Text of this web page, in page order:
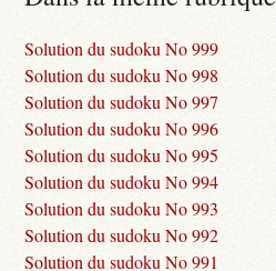
Solution du sudoku No 999
Solution du sudoku No 998
Solution du sudoku No 997
Solution du sudoku No 996
Solution du sudoku No 995
Solution du sudoku No 994
Solution du sudoku No 993
Solution du sudoku No 992
Solution du sudoku No 991